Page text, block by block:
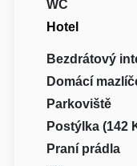
WC
Hotel
Bezdrátový
Domácí
Parkoviště
Postýlka (142
Praní prádla